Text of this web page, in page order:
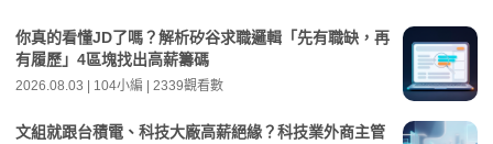
你真的看懂JD了嗎？解析矽谷求職邏輯「先有職缺，再
有履歷」4區塊找出高薪籌碼
2026.08.03 | 104小編 | 2339觀看數
文組就跟台積電、科技大廠高薪絕緣？科技業外商主管